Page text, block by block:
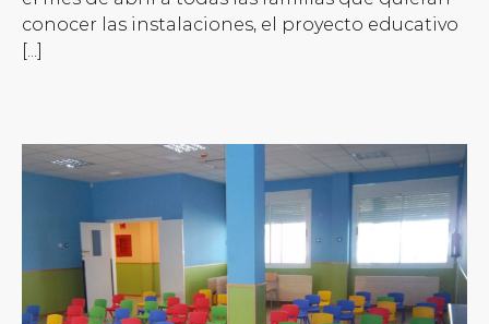
conocer las instalaciones, el proyecto educativo
[...]